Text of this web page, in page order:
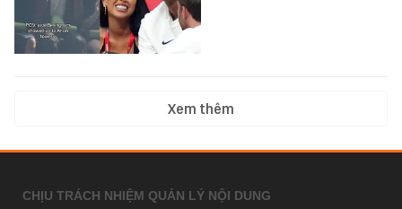
Xem thêm
CHỊU TRÁCH NHIỆM QUẢN LÝ NỘI DUNG